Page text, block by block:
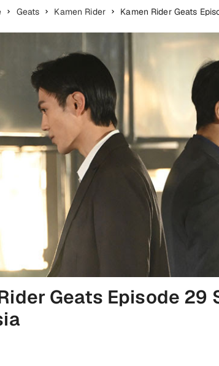
Geats Kamen Rider Kamen Rider Geats
Geats Episode 29